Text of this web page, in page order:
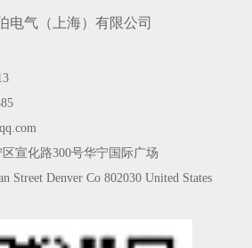
电气（上海）有限公司
宣化路300号华宁国际广场
Street Denver Co 802030 United States